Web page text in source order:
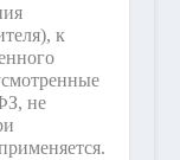
к
не